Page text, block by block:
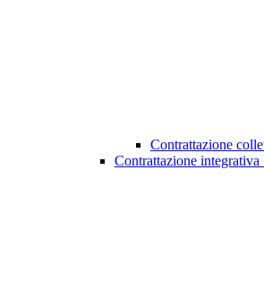
Contrattazione
Contrattazione integrativa